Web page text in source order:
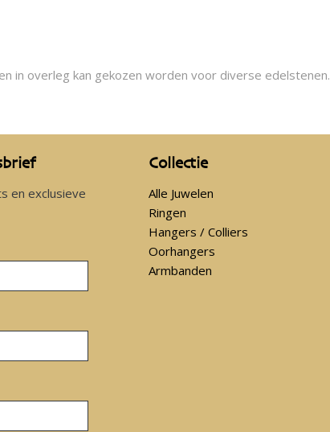
in overleg kan gekozen worden voor diverse edelstenen.
en exclusieve
Collectie
Alle Juwelen
Ringen
Hangers / Colliers
Oorhangers
Armbanden